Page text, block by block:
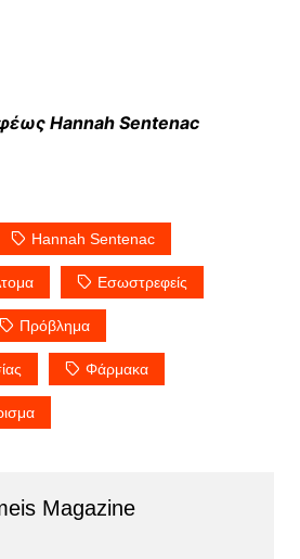
Hannah Sentenac
Hannah Sentenac
Εσωστρεφείς
Πρόβλημα
Φάρμακα
Magazine